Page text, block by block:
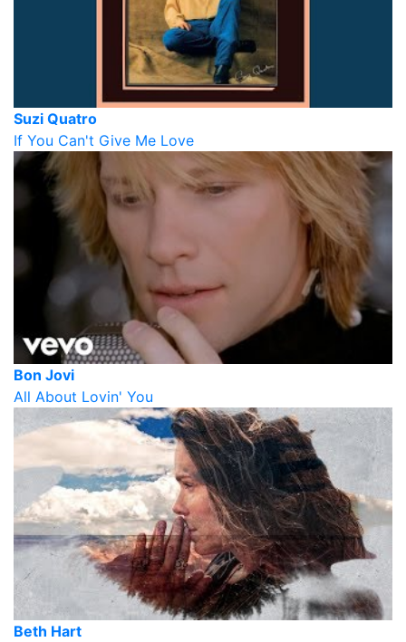
Suzi Quatro
If You Can't Give Me Love
Bon Jovi
All About Lovin' You
Beth Hart